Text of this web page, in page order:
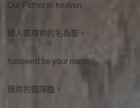
Our Father in heaven,
願人都尊祢的名為聖。
hallowed be your name,
願祢的國降臨。